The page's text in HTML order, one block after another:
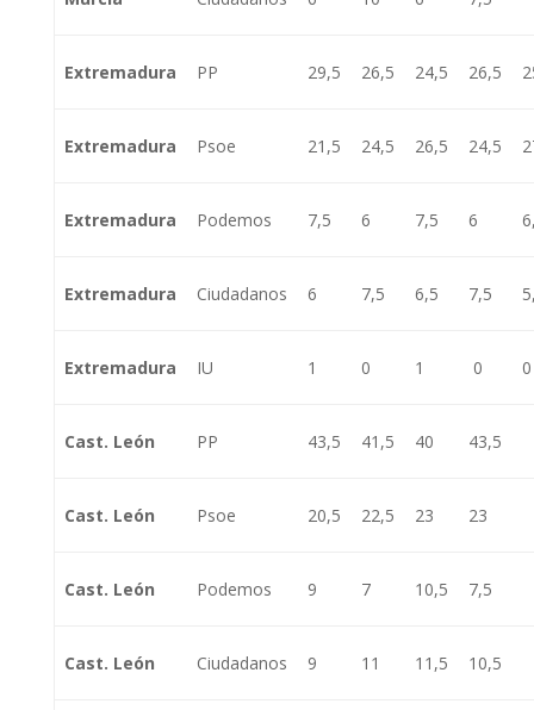
Extremadura PP 29,5 26,5 24,5 26,5
Extremadura Psoe 21,5 24,5 26,5 24,5
Extremadura Podemos 7,5 6 7,5 6
Extremadura Ciudadanos 6 7,5 6,5 7,5
Extremadura IU 1 0 1 0 0
Cast. León PP 43,5 41,5 40 43,5
Cast. León Psoe 20,5 22,5 23 23
Cast. León Podemos 9 7 10,5 7,5
Cast. León Ciudadanos 9 11 11,5 10,5